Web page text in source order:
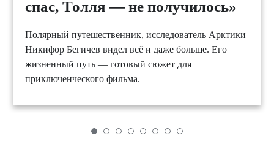
спас, Толля — не получилось»
Полярный путешественник, исследователь Арктики
Никифор Бегичев видел всё и даже больше. Его
жизненный путь — готовый сюжет для
приключенческого фильма.